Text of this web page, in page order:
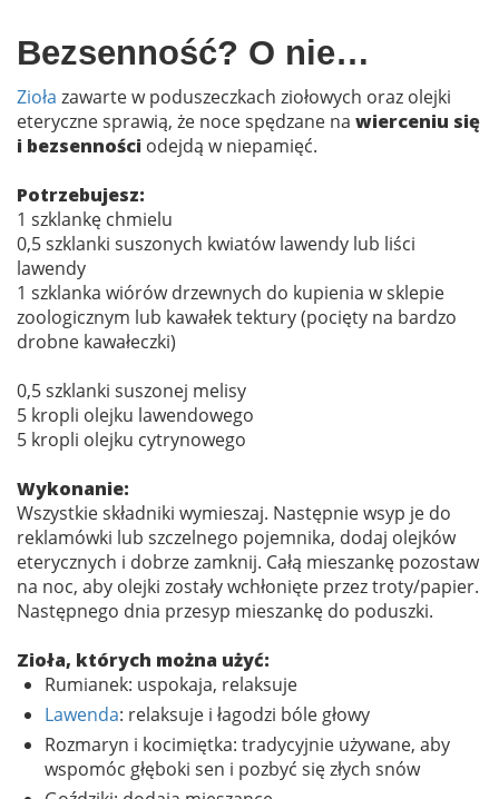
Bezsenność? O nie…
Zioła zawarte w poduszeczkach ziołowych oraz olejki
eteryczne sprawią, że noce spędzane na wierceniu się
i bezsenności odejdą w niepamięć.
Potrzebujesz:
1 szklankę chmielu
0,5 szklanki suszonych kwiatów lawendy lub liści
lawendy
1 szklanka wiórów drzewnych do kupienia w sklepie
zoologicznym lub kawałek tektury (pocięty na bardzo
drobne kawałeczki)
0,5 szklanki suszonej melisy
5 kropli olejku lawendowego
5 kropli olejku cytrynowego
Wykonanie:
Wszystkie składniki wymieszaj. Następnie wsyp je do
reklamówki lub szczelnego pojemnika, dodaj olejków
eterycznych i dobrze zamknij. Całą mieszankę pozostaw
na noc, aby olejki zostały wchłonięte przez troty/papier.
Następnego dnia przesyp mieszankę do poduszki.
Zioła, których można użyć:
Rumianek: uspokaja, relaksuje
Lawenda: relaksuje i łagodzi bóle głowy
Rozmaryn i kocimiętka: tradycyjnie używane, aby
wspomóc głęboki sen i pozbyć się złych snów